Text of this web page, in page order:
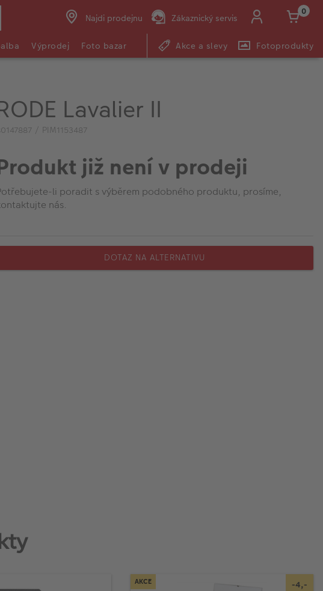
Najdi prodejnu Zákaznický servis
0
Výprodej Foto bazar Akce a slevy Fotoprodukty
Lavalier II
/ PIM1153487
již není v prodeji
li poradit s výběrem podobného produktu, prosíme,
nás.
DOTAZ NA ALTERNATIVU
AKCE -4,-